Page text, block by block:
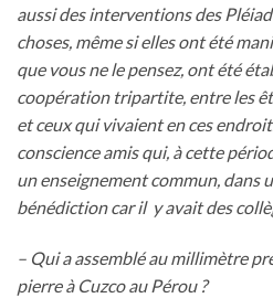
aussi des interventions des
choses, même si elles ont été
que vous ne le pensez, ont été
coopération tripartite, entre les
et ceux qui vivaient en ces
conscience amis qui, à cette
un enseignement commun, dans
bénédiction car il y avait des
– Qui a assemblé au millimètre
pierre à Cuzco au Pérou ?